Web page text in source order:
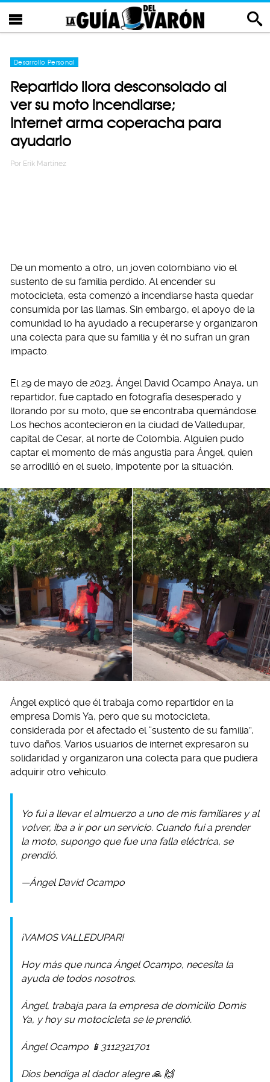
Desarrollo Personal
Repartido llora desconsolado al
ver su moto incendiarse;
Internet arma coperacha para
ayudarlo
Por Erik Martinez
De un momento a otro, un joven colombiano vio el
sustento de su familia perdido. Al encender su
motocicleta, esta comenzó a incendiarse hasta quedar
consumida por las llamas. Sin embargo, el apoyo de la
comunidad lo ha ayudado a recuperarse y organizaron
una colecta para que su familia y él no sufran un gran
impacto.
El 29 de mayo de 2023, Ángel David Ocampo Anaya, un
repartidor, fue captado en fotografía desesperado y
llorando por su moto, que se encontraba quemándose.
Los hechos acontecieron en la ciudad de Valledupar,
capital de Cesar, al norte de Colombia. Alguien pudo
captar el momento de más angustia para Ángel, quien
se arrodilló en el suelo, impotente por la situación.
Ángel explicó que él trabaja como repartidor en la
empresa Domis Ya, pero que su motocicleta,
considerada por el afectado el “sustento de su familia”,
tuvo daños. Varios usuarios de internet expresaron su
solidaridad y organizaron una colecta para que pudiera
adquirir otro vehículo.
Yo fui a llevar el almuerzo a uno de mis familiares y al
volver, iba a ir por un servicio. Cuando fui a prender
la moto, supongo que fue una falla eléctrica, se
prendió.
—Ángel David Ocampo
¡VAMOS VALLEDUPAR!
Hoy más que nunca Ángel Ocampo, necesita la
ayuda de todos nosotros.
Ángel, trabaja para la empresa de domicilio Domis
Ya, y hoy su motocicleta se le prendió.
Ángel Ocampo 📱3112321701
Dios bendiga al dador alegre 🙏 🙌